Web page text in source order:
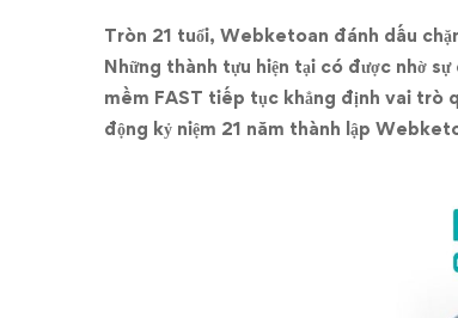
NHÀ
CUNG
CẤP
Tròn 21 tuổi, Webketoan đánh dấu
Những thành tựu hiện tại có được nhờ
mềm FAST tiếp tục khẳng định vai trò
động kỷ niệm 21 năm thành lập